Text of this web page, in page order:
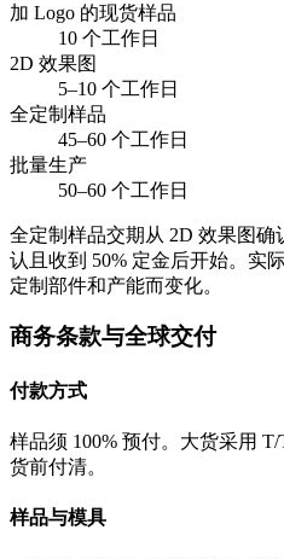
加 Logo 的现货样品
10 个工作日
2D 效果图
5–10 个工作日
全定制样品
45–60 个工作日
批量生产
50–60 个工作日
全定制样品交期从 2D 效果图
认且收到 50% 定金后开始。实
定制部件和产能而变化。
商务条款与全球交付
付款方式
样品须 100% 预付。大货采用
货前付清。
样品与模具